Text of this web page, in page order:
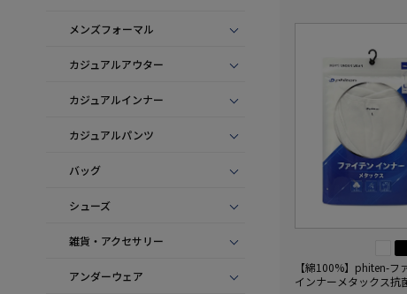
メンズフォーマル
カジュアルアウター
カジュアルインナー
カジュアルパンツ
バッグ
シューズ
雑貨・アクセサリー
アンダーウェア
【綿100%】phiten-フ
インナーメタックス抗